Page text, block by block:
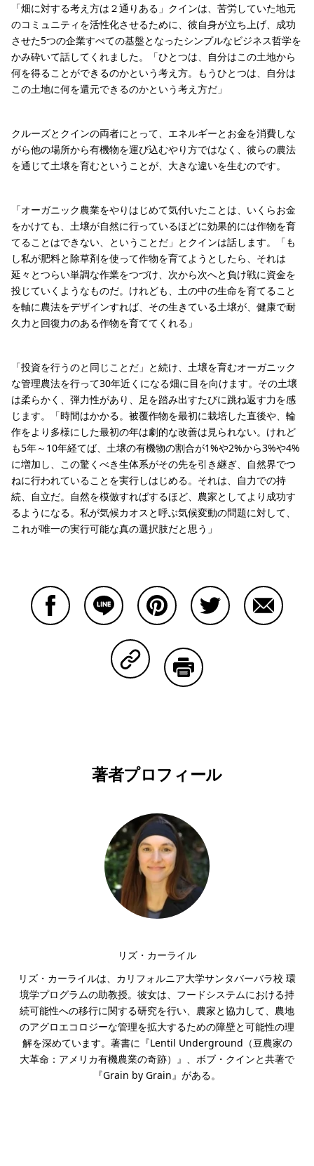
「畑に対する考え方は２通りある」クインは、苦労していた地元
のコミュニティを活性化させるために、彼自身が立ち上げ、成功
させた5つの企業すべての基盤となったシンプルなビジネス哲学を
かみ砕いて話してくれました。「ひとつは、自分はこの土地から
何を得ることができるのかという考え方。もうひとつは、自分は
この土地に何を還元できるのかという考え方だ」
クルーズとクインの両者にとって、エネルギーとお金を消費しな
がら他の場所から有機物を運び込むやり方ではなく、彼らの農法
を通じて土壌を育むということが、大きな違いを生むのです。
「オーガニック農業をやりはじめて気付いたことは、いくらお金
をかけても、土壌が自然に行っているほどに効果的には作物を育
てることはできない、ということだ」とクインは話します。「も
し私が肥料と除草剤を使って作物を育てようとしたら、それは
延々とつらい単調な作業をつづけ、次から次へと負け戦に資金を
投じていくようなものだ。けれども、土の中の生命を育てること
を軸に農法をデザインすれば、その生きている土壌が、健康で耐
久力と回復力のある作物を育ててくれる」
「投資を行うのと同じことだ」と続け、土壌を育むオーガニック
な管理農法を行って30年近くになる畑に目を向けます。その土壌
は柔らかく、弾力性があり、足を踏み出すたびに跳ね返す力を感
じます。「時間はかかる。被覆作物を最初に栽培した直後や、輪
作をより多様にした最初の年は劇的な改善は見られない。けれど
も5年～10年経てば、土壌の有機物の割合が1%や2%から3%や4%
に増加し、この驚くべき生体系がその先を引き継ぎ、自然界でつ
ねに行われていることを実行しはじめる。それは、自力での持
続、自立だ。自然を模倣すればするほど、農家としてより成功す
るようになる。私が気候カオスと呼ぶ気候変動の問題に対して、
これが唯一の実行可能な真の選択肢だと思う」
Copy Linkで共有する
著者プロフィール
リズ・カーライル
リズ・カーライルは、カリフォルニア大学サンタバーバラ校 環
境学プログラムの助教授。彼女は、フードシステムにおける持
続可能性への移行に関する研究を行い、農家と協力して、農地
のアグロエコロジーな管理を拡大するための障壁と可能性の理
解を深めています。著書に『Lentil Underground（豆農家の
大革命：アメリカ有機農業の奇跡）』、ボブ・クインと共著で
『Grain by Grain』がある。